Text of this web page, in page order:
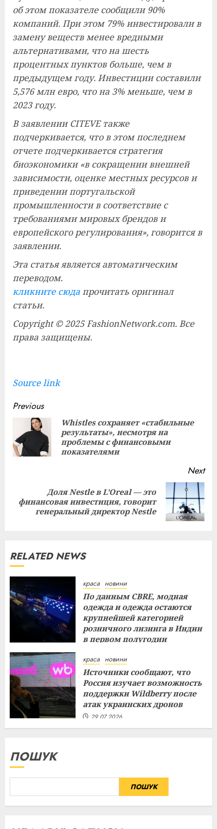
об этом показателе сообщили 90%
компаний. При этом 79% инвестировали в
замену веществ менее вредными
альтернативами, что на шесть
процентных пунктов больше, чем в
предыдущем году. Инвестиции составили
5,576 млн евро, что на 3% меньше, чем в
2023 году.
В заявлении CITEVE также
подчеркивается, что в этом последнем
отчете подчеркивается стратегия
биоэкономики «в сокращении внешней
зависимости, оценке местных ресурсов и
приведении португальской
промышленности в соответствие с
требованиями мировых брендов и
европейского регулирования», говорится в
заявлении.
Эта статья является автоматическим
переводом.
кликните сюда прочитать оригинал
статьи.
Copyright © 2025 FashionNetwork.com. Все
права защищены.
Source link
Continue
Reading
Previous
Whistles сохраняет «стабильные
результаты», несмотря на
проблемы с финансовыми
показателями
Next
Next
Доля Nestle в L’Oreal — это
финансовая инвестиция, говорит
генеральный директор Nestle
RELATED NEWS
краса новини
По данным CBRE, модная
одежда и одежда остаются
крупнейшей категорией
розничного лизинга в Индии
в первом полугодии
краса новини
Источники сообщают, что
Россия изучает возможность
поддержки Wildberry после
атак украинских дронов
29.07.2026
ПОШУК
ПОШУК